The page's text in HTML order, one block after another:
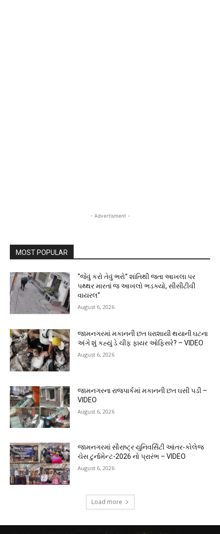
- Advertisment -
MOST POPULAR
“જેવું કરો તેવું ભરો” શાંતિથી જતા આખલા પર
પથ્થર મારતાં જ આખલો ભડક્યો, સીસીટીવી
વાયરલ”
August 6, 2026
જામનગરમાં મકાનની છત ધરાશાયી થયાની ઘટના
અંગે શું કહ્યું ડે.ચીફ ફાયર ઓફિસરે? – VIDEO
August 6, 2026
જામનગરના રાજપાર્કમાં મકાનની છત ઘસી પડી –
VIDEO
August 6, 2026
જામનગરમાં સૌરાષ્ટ્ર યુનિવર્સિટી આંતર-કોલેજ
ચેસ ટુર્નામેન્ટ-2026 નો પ્રારંભ – VIDEO
August 6, 2026
Load more